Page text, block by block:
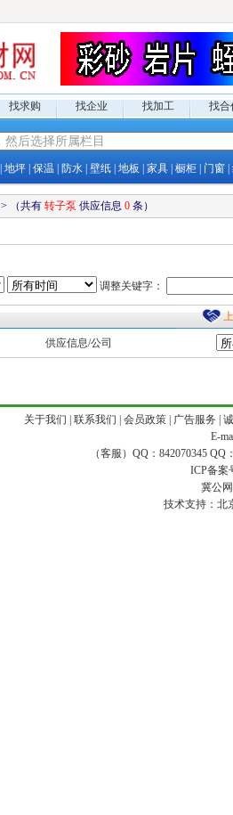
找求购 找企业 找加工 找合
地坪 保温 防水 壁纸 地板 家具 橱柜 门窗
> （共有 转子泵 供应信息 0 条）
调整关键字：
供应信息/公司
关于我们 联系我们 会员政策| 广告服务
E-
（客服）QQ：842070345 QQ
ICP备案
冀公
技术支持： 北